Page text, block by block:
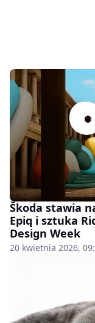
Škoda stawia
Epiq i sztuka
Design Week
20 kwietnia 2026,